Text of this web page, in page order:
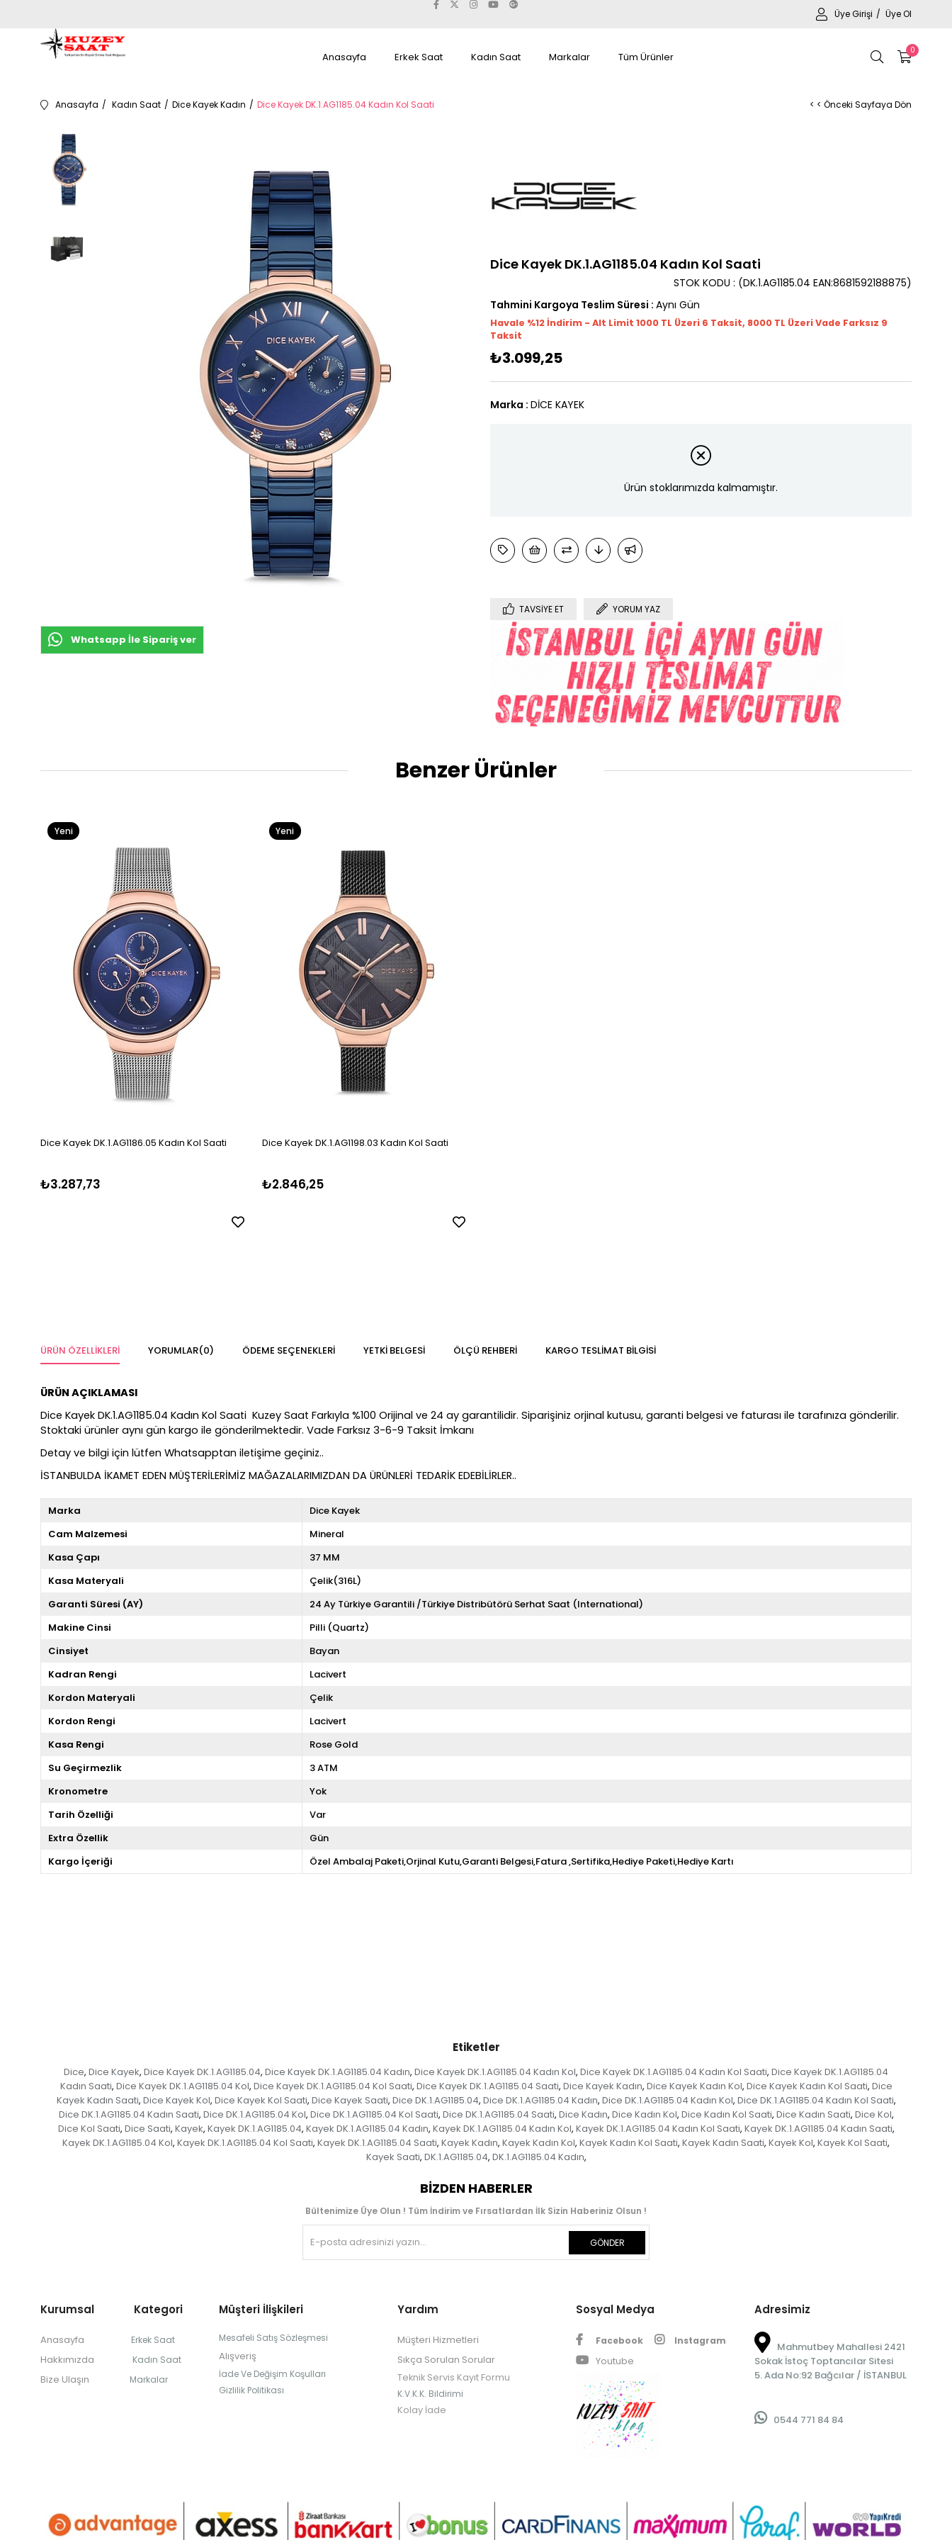
Üye Girişi Üye Ol
0
Anasayfa Erkek Saat Kadın Saat Markalar Tüm Ürünler
Anasayfa Kadın Saat Dice Kayek Kadın Dice Kayek DK.1.AG1185.04 Kadın Kol Saati < < Önceki Sayfaya Dön
Whatsapp İle Sipariş ver
Dice Kayek DK.1.AG1185.04 Kadın Kol Saati
(DK.1.AG1185.04 EAN:8681592188875)
STOK KODU
Tahmini Kargoya Teslim Süresi : Aynı Gün
Havale %12 İndirim - Alt Limit 1000 TL Üzeri 6 Taksit, 8000 TL Üzeri Vade Farksız 9
Taksit
₺3.099,25
Marka : DİCE KAYEK
Ürün stoklarımızda kalmamıştır.
TAVSIYE ET YORUM YAZ
Benzer Ürünler
Dice Kayek DK.1.AG1186.05 Kadın Kol Saati
₺3.287,73
Yeni
Dice Kayek DK.1.AG1198.03 Kadın Kol Saati
₺2.846,25
Yeni
ÜRÜN ÖZELLIKLERI YORUMLAR(0) ÖDEME SEÇENEKLERI YETKİ BELGESİ ÖLÇÜ REHBERI KARGO TESLIMAT BILGISI
ÜRÜN AÇIKLAMASI
Dice Kayek DK.1.AG1185.04 Kadın Kol Saati Kuzey Saat Farkıyla %100 Orijinal ve 24 ay garantilidir. Siparişiniz orjinal kutusu, garanti belgesi ve faturası ile tarafınıza gönderilir.
Stoktaki ürünler aynı gün kargo ile gönderilmektedir. Vade Farksız 3-6-9 Taksit İmkanı
Detay ve bilgi için lütfen Whatsapptan iletişime geçiniz..
İSTANBULDA İKAMET EDEN MÜŞTERİLERİMİZ MAĞAZALARIMIZDAN DA ÜRÜNLERİ TEDARİK EDEBİLİRLER..
Marka
Dice Kayek
Cam Malzemesi
Mineral
Kasa Çapı
37 MM
Kasa Materyali
Çelik(316L)
Garanti Süresi (AY)
24 Ay Türkiye Garantili /Türkiye Distribütörü Serhat Saat (International)
Makine Cinsi
Pilli (Quartz)
Cinsiyet
Bayan
Kadran Rengi
Lacivert
Kordon Materyali
Çelik
Kordon Rengi
Lacivert
Kasa Rengi
Rose Gold
Su Geçirmezlik
3 ATM
Kronometre
Yok
Tarih Özelliği
Var
Extra Özellik
Gün
Kargo İçeriği
Özel Ambalaj Paketi,Orjinal Kutu,Garanti Belgesi,Fatura ,Sertifika,Hediye Paketi,Hediye Kartı
Etiketler
Dice, Dice Kayek, Dice Kayek DK.1.AG1185.04, Dice Kayek DK.1.AG1185.04 Kadın, Dice Kayek DK.1.AG1185.04 Kadın Kol, Dice Kayek DK.1.AG1185.04 Kadın Kol Saati, Dice Kayek DK.1.AG1185.04
Kadın Saati, Dice Kayek DK.1.AG1185.04 Kol, Dice Kayek DK.1.AG1185.04 Kol Saati, Dice Kayek DK.1.AG1185.04 Saati, Dice Kayek Kadın, Dice Kayek Kadın Kol, Dice Kayek Kadın Kol Saati, Dice
Kayek Kadın Saati, Dice Kayek Kol, Dice Kayek Kol Saati, Dice Kayek Saati, Dice DK.1.AG1185.04, Dice DK.1.AG1185.04 Kadın, Dice DK.1.AG1185.04 Kadın Kol, Dice DK.1.AG1185.04 Kadın Kol Saati,
Dice DK.1.AG1185.04 Kadın Saati, Dice DK.1.AG1185.04 Kol, Dice DK.1.AG1185.04 Kol Saati, Dice DK.1.AG1185.04 Saati, Dice Kadın, Dice Kadın Kol, Dice Kadın Kol Saati, Dice Kadın Saati, Dice Kol,
Dice Kol Saati, Dice Saati, Kayek, Kayek DK.1.AG1185.04, Kayek DK.1.AG1185.04 Kadın, Kayek DK.1.AG1185.04 Kadın Kol, Kayek DK.1.AG1185.04 Kadın Kol Saati, Kayek DK.1.AG1185.04 Kadın Saati,
Kayek DK.1.AG1185.04 Kol, Kayek DK.1.AG1185.04 Kol Saati, Kayek DK.1.AG1185.04 Saati, Kayek Kadın, Kayek Kadın Kol, Kayek Kadın Kol Saati, Kayek Kadın Saati, Kayek Kol, Kayek Kol Saati,
Kayek Saati, DK.1.AG1185.04, DK.1.AG1185.04 Kadın,
BIZDEN HABERLER
Bültenimize Üye Olun ! Tüm İndirim ve Fırsatlardan İlk Sizin Haberiniz Olsun !
GÖNDER
Kurumsal Kategori
Anasayfa Erkek Saat
Hakkımızda Kadın Saat
Bize Ulaşın Markalar
Müşteri İlişkileri
Mesafeli Satış Sözleşmesi
Alışveriş
İade Ve Değişim Koşulları
Gizlilik Politikası
Yardım
Müşteri Hizmetleri
Sıkça Sorulan Sorular
Teknik Servis Kayıt Formu
K.V.K.K. Bildirimi
Kolay İade
Sosyal Medya
Facebook Instagram
Youtube
Adresimiz
Mahmutbey Mahallesi 2421
Sokak İstoç Toptancılar Sitesi
5. Ada No:92 Bağcılar / İSTANBUL
0544 771 84 84